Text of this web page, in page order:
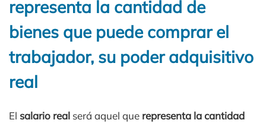
representa la cantidad de
bienes que puede comprar el
trabajador, su poder adquisitivo
real
El salario real será aquel que representa la cantidad